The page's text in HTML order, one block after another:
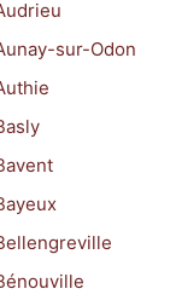
sur-Odon